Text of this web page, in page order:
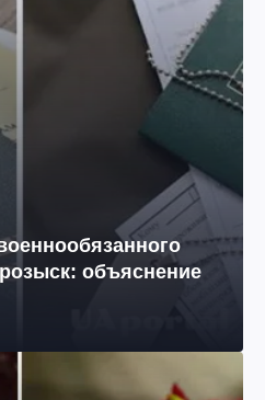
объяснение